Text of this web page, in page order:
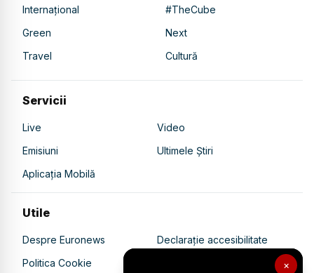
×
Internațional
#TheCube
Green
Next
Travel
Cultură
Servicii
Live
Video
Emisiuni
Ultimele Știri
Aplicația Mobilă
Utile
Despre Euronews
Declarație accesibilitate
Politica Cookie
Politica de confidențialitate